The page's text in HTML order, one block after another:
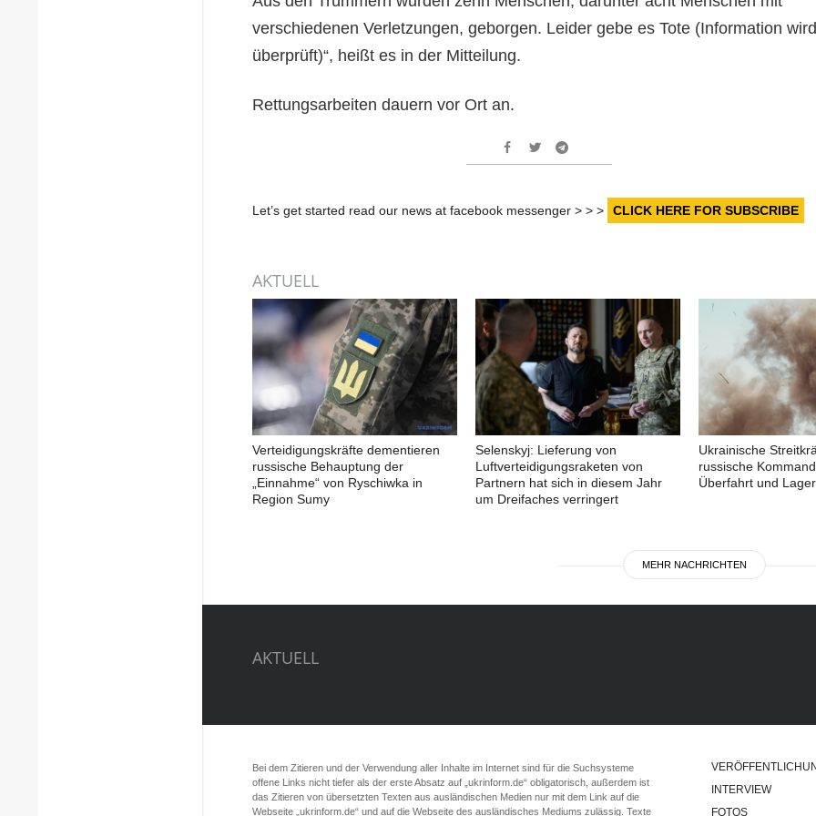
verschiedenen Verletzungen, geborgen. Leider gebe es Tote (Information wird
überprüft)“, heißt es in der Mitteilung.
Rettungsarbeiten dauern vor Ort an.
Let’s get started read our news at facebook messenger > > > CLICK HERE FOR SUBSCRIBE
AKTUELL
Verteidigungskräfte dementieren
russische Behauptung der
„Einnahme“ von Ryschiwka in
Region Sumy
Selenskyj: Lieferung von
Luftverteidigungsraketen von
Partnern hat sich in diesem Jahr
um Dreifaches verringert
Ukrainische
russische
Überfahrt und Lager
MEHR NACHRICHTEN
AKTUELL
INTERVIEW
FOTOS
Bei dem Zitieren und der Verwendung aller Inhalte im Internet sind für die Suchsysteme
offene Links nicht tiefer als der erste Absatz auf „ukrinform.de“ obligatorisch, außerdem ist
das Zitieren von übersetzten Texten aus ausländischen Medien nur mit dem Link auf die
Webseite „ukrinform.de“ und auf die Webseite des ausländisches Mediums zulässig. Texte